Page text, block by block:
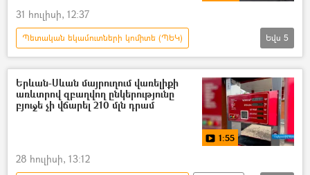
31 հուլիսի, 12:37
Պետական եկամուտների կոմիտե (ՊԵԿ)
Հայաստան
Ծաղկաձոր
Հյուրանոց
Տեսանյութեր
տեսանյութ
Եվս 5
Երևան-Սևան մայրուղում վառելիքի
առևտրով զբաղվող ընկերությունը
բյուջե չի վճարել 210 մլն դրամ
1:55
28 հուլիսի, 13:12